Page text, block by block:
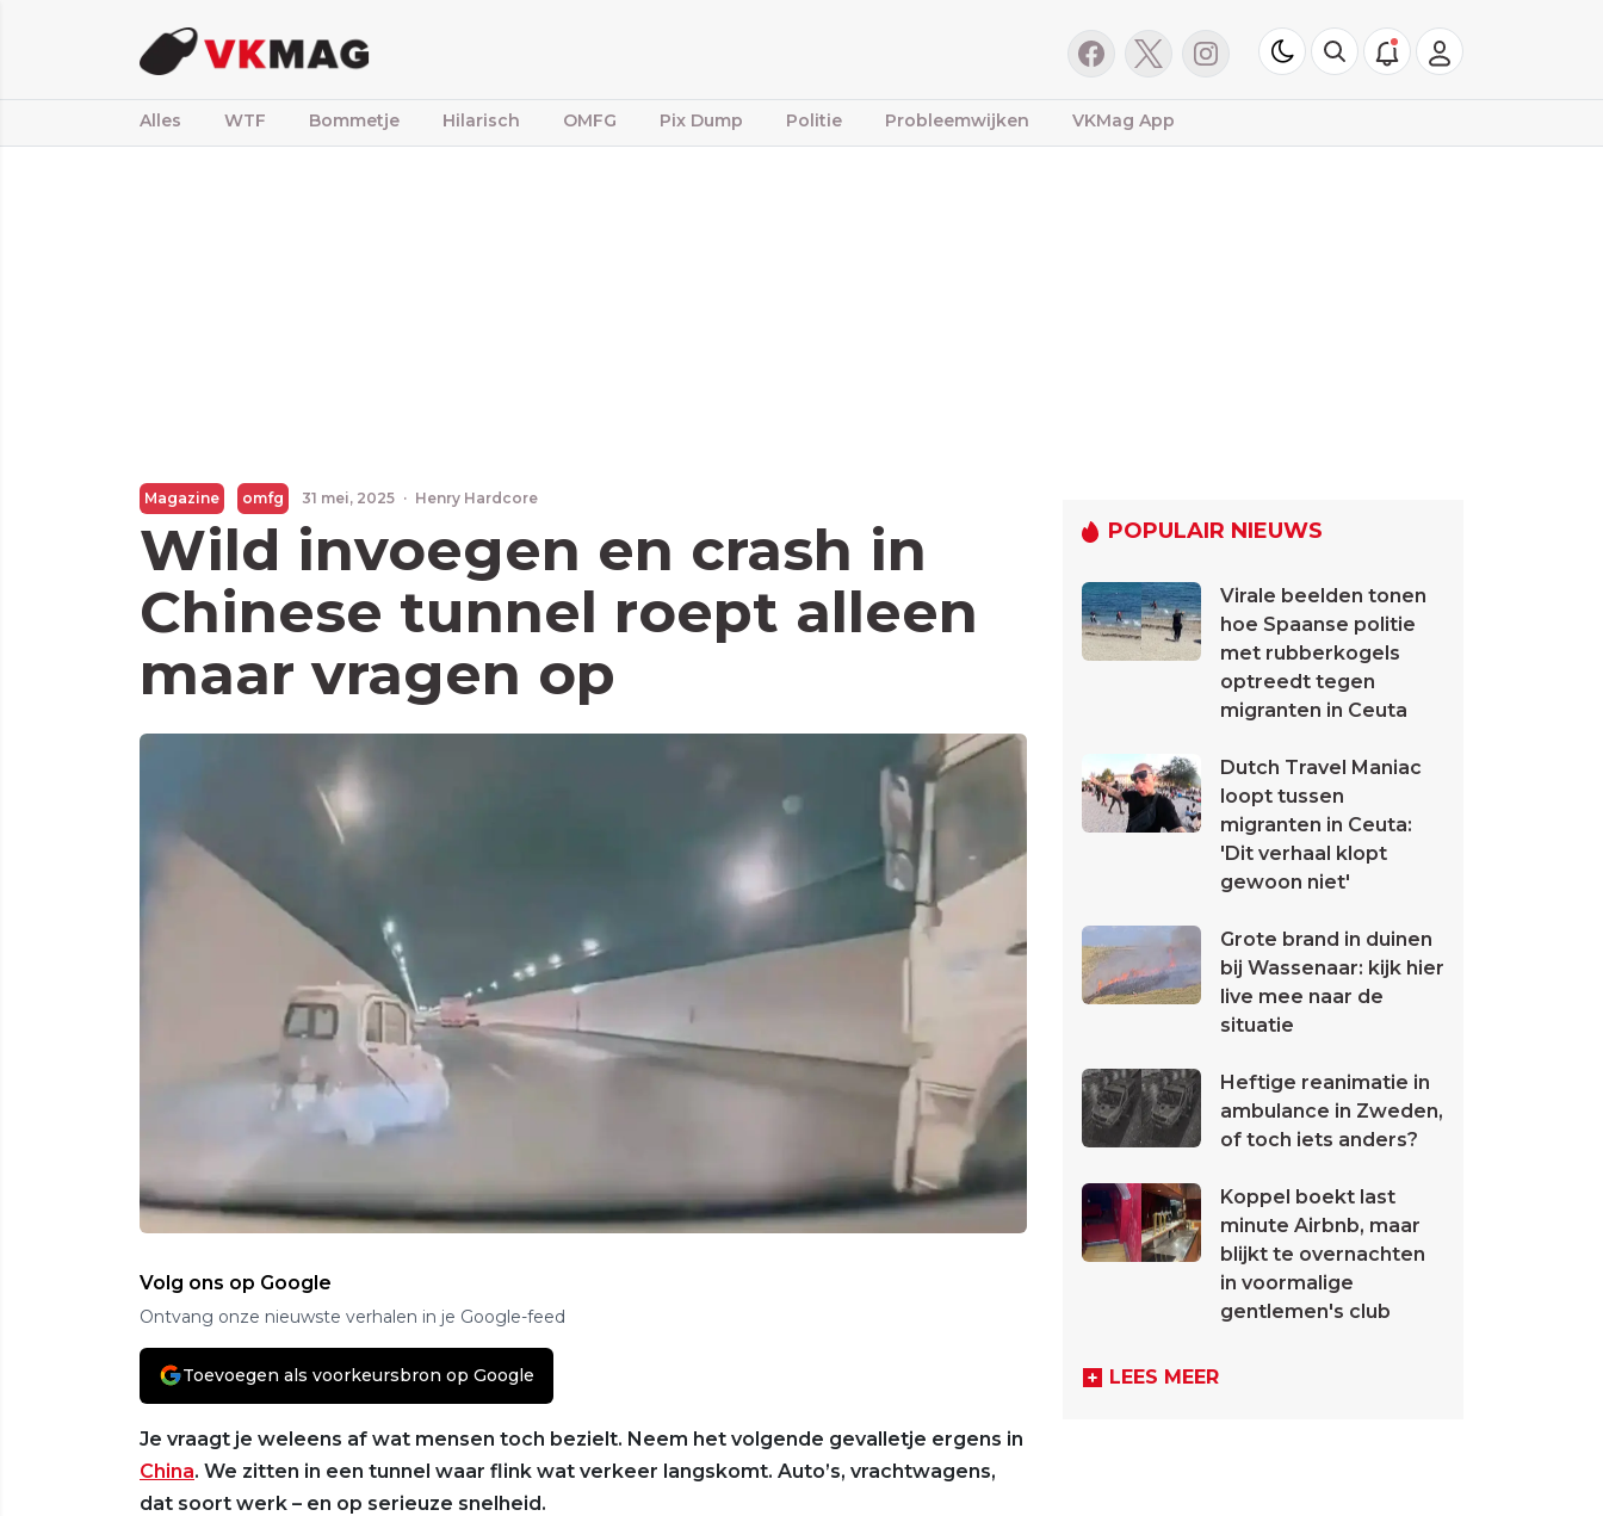
Alles WTF Bommetje Hilarisch OMFG Pix Dump Politie Probleemwijken VKMag App
Magazine omfg 31 mei, 2025 · Henry Hardcore
Wild invoegen en crash in
Chinese tunnel roept alleen
maar vragen op
Volg ons op Google
Ontvang onze nieuwste verhalen in je Google-feed
Toevoegen als voorkeursbron op Google
Je vraagt je weleens af wat mensen toch bezielt. Neem het volgende gevalletje ergens in
China. We zitten in een tunnel waar flink wat verkeer langskomt. Auto’s, vrachtwagens,
dat soort werk – en op serieuze snelheid.
POPULAIR NIEUWS
Virale beelden tonen
hoe Spaanse politie
met rubberkogels
optreedt tegen
migranten in Ceuta
Dutch Travel Maniac
loopt tussen
migranten in Ceuta:
'Dit verhaal klopt
gewoon niet'
Grote brand in duinen
bij Wassenaar: kijk hier
live mee naar de
situatie
Heftige reanimatie in
ambulance in Zweden,
of toch iets anders?
Koppel boekt last
minute Airbnb, maar
blijkt te overnachten
in voormalige
gentlemen's club
LEES MEER